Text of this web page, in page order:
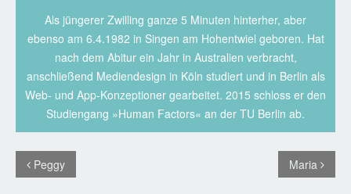
Als jüngerer Zwilling ganze 5 Minuten hinterher, aber
ebenso am 6.4.1982 in Singen am Hohentwiel geboren. Hat
nach dem Abitur ein Jahr in Australien verbracht,
anschließend Mediendesign in Köln studiert und in Berlin als
Web- und App-Konzeptioner gearbeitet. 2015 schloss er den
Studiengang »Human Factors« an der TU Berlin ab.
Peggy Maria